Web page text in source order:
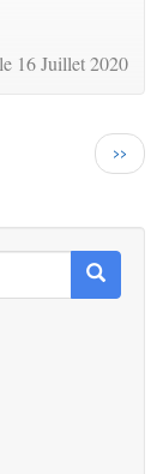
16 Juillet 2020
Page
››